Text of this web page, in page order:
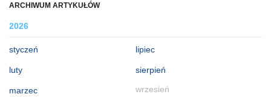
ARCHIWUM ARTYKUŁÓW
2026
styczeń
luty
marzec
lipiec
sierpień
wrzesień